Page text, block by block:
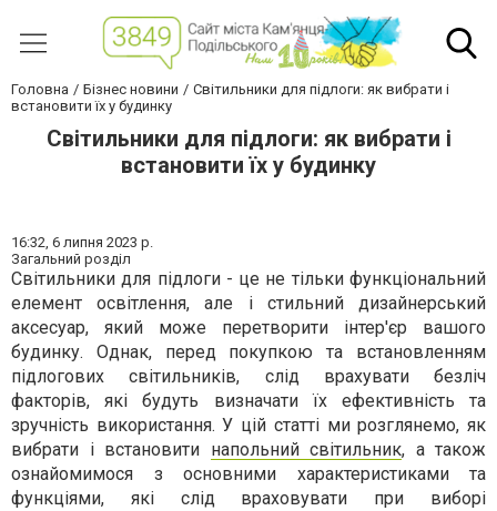
Головна Бізнес новини
Світильники для підлоги: як вибрати і
встановити їх у будинку
Світильники для підлоги: як вибрати і
встановити їх у будинку
16:32, 6 липня 2023 р.
Загальний розділ
Світильники для підлоги - це не тільки функціональний
елемент освітлення, але і стильний дизайнерський
аксесуар, який може перетворити інтер'єр вашого
будинку. Однак, перед покупкою та встановленням
підлогових світильників, слід врахувати безліч
факторів, які будуть визначати їх ефективність та
зручність використання. У цій статті ми розглянемо, як
вибрати і встановити напольний світильник, а також
ознайомимося з основними характеристиками та
функціями, які слід враховувати при виборі